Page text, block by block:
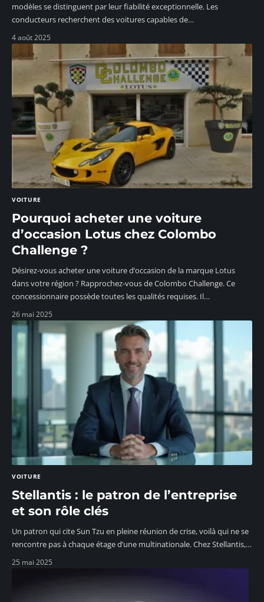
modèles se distinguent par leur fiabilité exceptionnelle. Les
conducteurs recherchent des voitures capables de…
4 août 2025
VOITURE
Pourquoi acheter une voiture
d’occasion Lotus chez Colombo
Challenge ?
Désirez-vous acheter une voiture d’occasion de la marque Lotus
dans votre région ? Rapprochez-vous de Colombo Challenge. Ce
concessionnaire possède toutes les qualités requises. Il…
26 mai 2025
VOITURE
Stellantis : le patron de l’entreprise
et son rôle clés
Un patron qui cite Sun Tzu en pleine réunion de crise, voilà qui ne se
rencontre pas à chaque étage d’une multinationale. Chez Stellantis,…
25 mai 2025